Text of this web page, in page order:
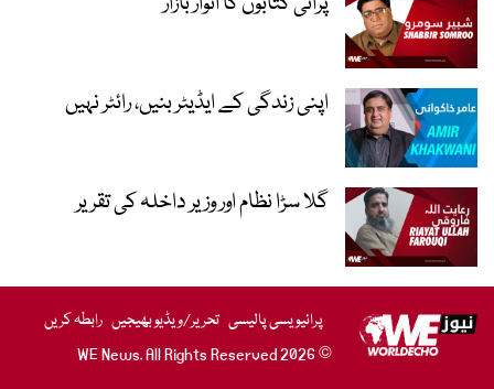
اپنی زندگی کے ایڈیٹر بنیں، رائٹر نہیں
گلا سڑا نظام اور وزیر داخلہ کی تقریر
پرائیویسی پالیسی تحریر/ویڈیو بھیجیں رابطہ کریں
© 2026 WE News. All Rights Reserved